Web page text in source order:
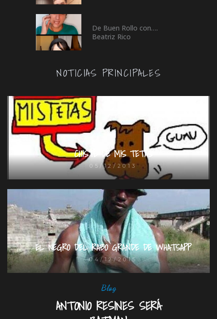
De Buen Rollo con….
Beatriz Rico
NOTICIAS PRINCIPALES
CHISTE DE MIS TETAS
05/12/2013
EL NEGRO DEL RABO GRANDE DE WHATSAPP
04/12/2015
Blog
ANTONIO RESINES SERÁ